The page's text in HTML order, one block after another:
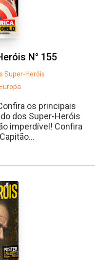
N° 155
Super-Heróis
os principais
dos Super-Heróis
imperdível! Confira